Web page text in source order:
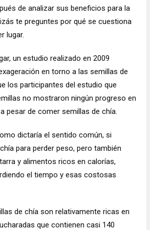
de analizar sus beneficios para la
te preguntes por qué se cuestiona
lugar.
un estudio realizado en 2009
en torno a las semillas de
los participantes del estudio que
no mostraron ningún progreso en
pesar de comer semillas de chía.
dictaría el sentido común, si
para perder peso, pero también
y alimentos ricos en calorías,
el tiempo y esas costosas
de chía son relativamente ricas en
que contienen casi 140